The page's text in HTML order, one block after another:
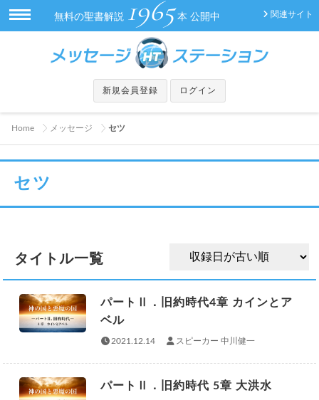
関連サイト
無料の聖書解説 1965 本 公開中
新規会員登録 ログイン
Home メッセージ セツ
セツ
タイトル一覧
パートⅡ．旧約時代4章 カインとア
ベル
2021.12.14 スピーカー 中川健一
パートⅡ．旧約時代 5章 大洪水